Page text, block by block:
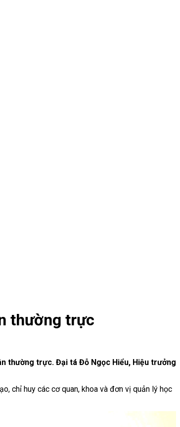
thường trực
thường trực. Đại tá Đỗ Ngọc Hiểu, Hiệu trưởng
chỉ huy các cơ quan, khoa và đơn vị quản lý học